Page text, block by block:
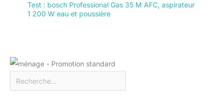
Test : bosch Professional Gas 35 M AFC, aspirateur
1 200 W eau et poussière